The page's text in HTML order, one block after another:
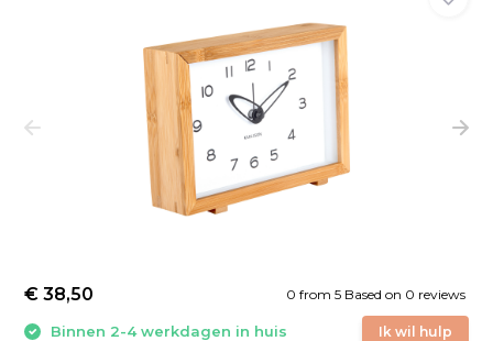
0 from 5 Based on 0 reviews
Ik wil hulp
€ 38,50
Binnen 2-4 werkdagen in huis